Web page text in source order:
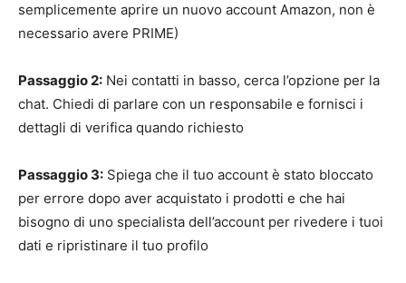
semplicemente aprire un nuovo account Amazon, non è
necessario avere PRIME)
Passaggio 2: Nei contatti in basso, cerca l’opzione per la
chat. Chiedi di parlare con un responsabile e fornisci i
dettagli di verifica quando richiesto
Passaggio 3: Spiega che il tuo account è stato bloccato
per errore dopo aver acquistato i prodotti e che hai
bisogno di uno specialista dell’account per rivedere i tuoi
dati e ripristinare il tuo profilo